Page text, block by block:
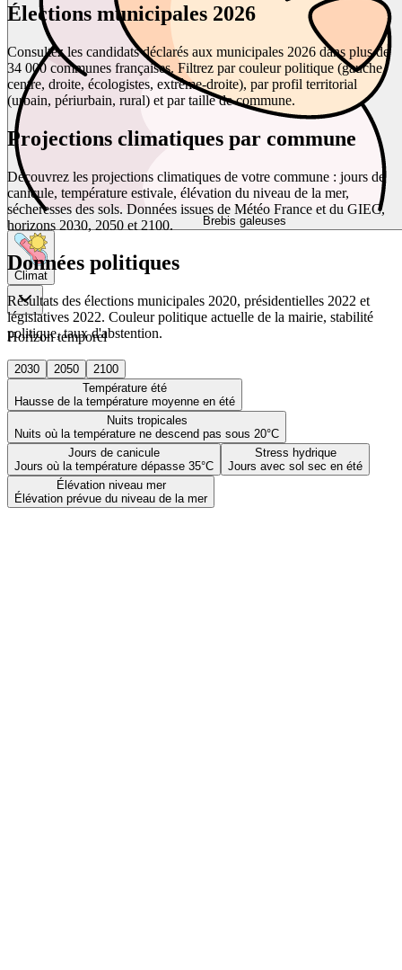
Brebis galeuses
Climat
Horizon temporel
2030 2050
2100
Température été
Hausse de la température moyenne en été
Nuits tropicales
Nuits où la température ne descend pas sous 20°C
Jours de canicule
Jours où la température dépasse 35°C
Stress hydrique
Jours avec sol sec en été
Élévation niveau mer
Élévation prévue du niveau de la mer
Élections municipales 2026
Consultez les candidats déclarés aux municipales 2026 dans plus de
34 000 communes françaises. Filtrez par couleur politique (gauche,
centre, droite, écologistes, extrême-droite), par profil territorial
(urbain, périurbain, rural) et par taille de commune.
Projections climatiques par commune
Découvrez les projections climatiques de votre commune : jours de
canicule, température estivale, élévation du niveau de la mer,
sécheresses des sols. Données issues de Météo France et du GIEC,
horizons 2030, 2050 et 2100.
Données politiques
Résultats des élections municipales 2020, présidentielles 2022 et
législatives 2022. Couleur politique actuelle de la mairie, stabilité
politique, taux d'abstention.